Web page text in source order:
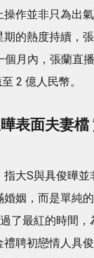
作並非只為出
期的熱度持續，
個月內，張蘭直
2 億人民幣。
表面夫妻檔
大S與具俊曄
姻，而是單純
了最紅的時間
聘初戀情人具